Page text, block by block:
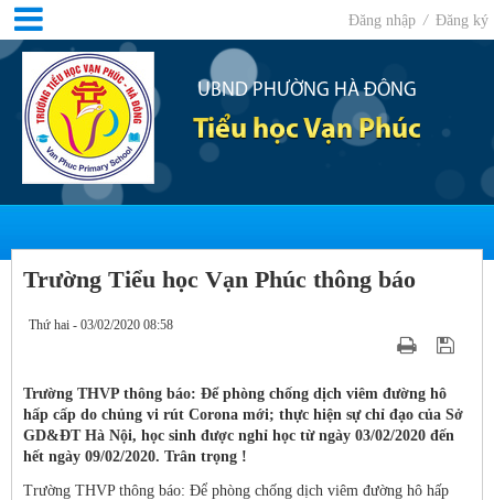
UBND PHƯỜNG HÀ ĐÔNG
Tiểu học Vạn Phúc
Đăng nhập / Đăng ký
Trường Tiểu học Vạn Phúc thông báo
Thứ hai - 03/02/2020 08:58
Trường THVP thông báo: Để phòng chống dịch viêm đường hô
hấp cấp do chủng vi rút Corona mới; thực hiện sự chỉ đạo của Sở
GD&ĐT Hà Nội, học sinh được nghỉ học từ ngày 03/02/2020 đến
hết ngày 09/02/2020. Trân trọng !
Trường THVP thông báo: Để phòng chống dịch viêm đường hô hấp